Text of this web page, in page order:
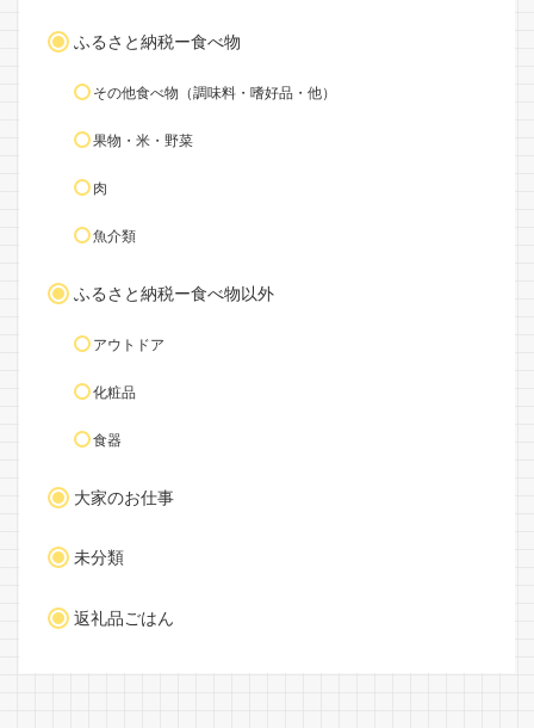
ふるさと納税ー食べ物
その他食べ物（調味料・嗜好品・他）
果物・米・野菜
肉
魚介類
ふるさと納税ー食べ物以外
アウトドア
化粧品
食器
大家のお仕事
未分類
返礼品ごはん